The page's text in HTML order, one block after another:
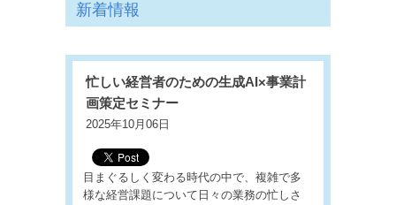
新着情報
忙しい経営者のための生成AI×事業計
画策定セミナー
2025年10月06日
目まぐるしく変わる時代の中で、複雑で多
様な経営課題について日々の業務の忙しさ